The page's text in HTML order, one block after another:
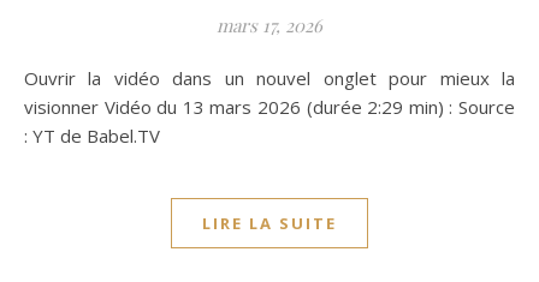
mars 17, 2026
Ouvrir la vidéo dans un nouvel onglet pour mieux la
visionner Vidéo du 13 mars 2026 (durée 2:29 min) : Source
: YT de Babel.TV
LIRE LA SUITE